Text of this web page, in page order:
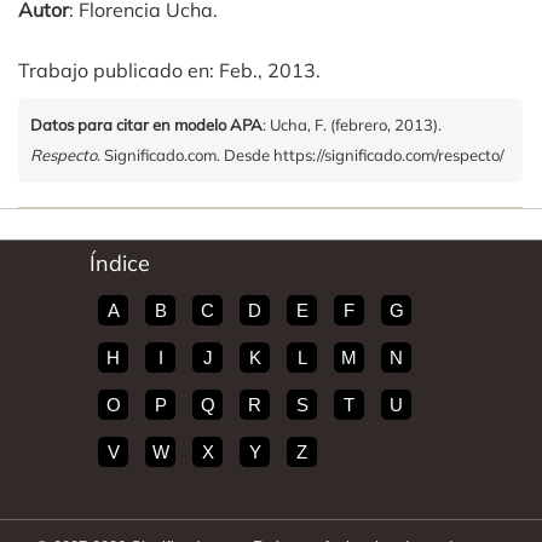
Autor: Florencia Ucha.
Trabajo publicado en: Feb., 2013.
Datos para citar en modelo APA: Ucha, F. (febrero, 2013).
Respecto. Significado.com. Desde https://significado.com/respecto/
Índice
A B C D E F G
H I J K L M N
O P Q R S T U
V W X Y Z